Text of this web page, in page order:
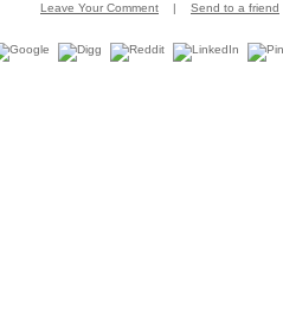
Leave Your Comment | Send to a friend